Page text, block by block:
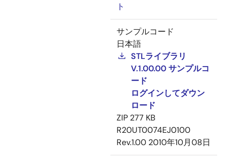
ト
サンプルコード
日本語
STLライブラリ
V.1.00.00 サンプルコ
ード
ログインしてダウン
ロード
ZIP 277 KB
R20UT0074EJ0100
Rev.1.00 2010年10月08日